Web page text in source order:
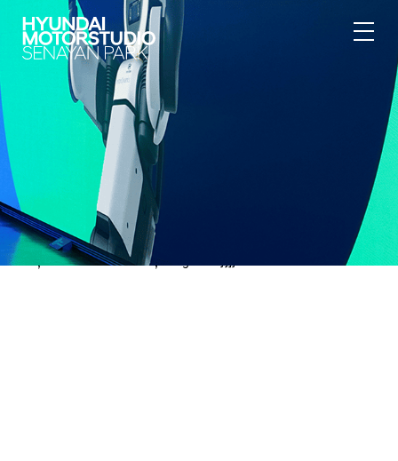
{"@context":"https:\/\/
[{"@type":"ListItem","position":1,"item":
{"@id":"https:\/\/hyundai.motorstudio.co.id\/id\/senayan-
park\/article\/inspirasi-kerajinan-unik-dari-plastik-
bekas","name":"Hyundai Motorstudio","image":null}},
{"@type":"ListItem","position":2,"item":
{"@id":"https:\/\/hyundai.motorstudio.co.id\/id\/senayan-
park","name":"Hyundai Motorstudio Senayan Park","image":null}},
{"@type":"ListItem","position":3,"item":
{"@id":"https:\/\/hyundai.motorstudio.co.id\/id\/senayan-
park\/article\/inspirasi-kerajinan-unik-dari-plastik-
bekas","name":"Overview","image":null}},
{"@type":"ListItem","position":4,"item":
{"@id":"https:\/\/hyundai.motorstudio.co.id\/id\/senayan-
park\/article\/inspirasi-kerajinan-unik-dari-plastik-
bekas","name":"Newsroom","image":null}}]}